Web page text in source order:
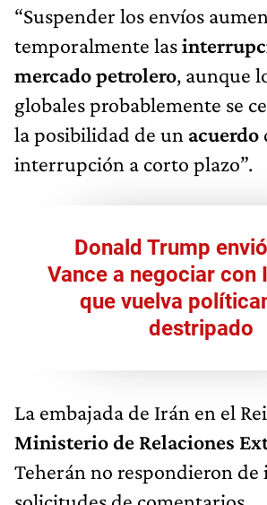
“Suspender los envíos
temporalmente las
mercado petrolero, aunque
globales probablemente se
la posibilidad de un acuerdo
interrupción a corto plazo”.
Donald Trump
Vance a negociar con
que vuelva
destripado
La embajada de Irán en el
Ministerio de Relaciones
Teherán no respondieron de